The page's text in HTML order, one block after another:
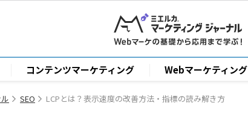
コンテンツマーケティング Webマーケティング
SEO LCPとは？表示速度の改善方法・指標の読み解き方